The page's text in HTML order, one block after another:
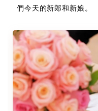
們今天的新郎和新娘。